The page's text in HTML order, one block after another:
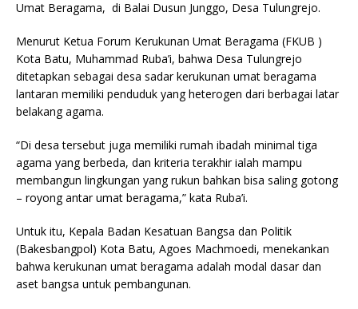
Umat Beragama, di Balai Dusun Junggo, Desa Tulungrejo.
Menurut Ketua Forum Kerukunan Umat Beragama (FKUB )
Kota Batu, Muhammad Ruba’i, bahwa Desa Tulungrejo
ditetapkan sebagai desa sadar kerukunan umat beragama
lantaran memiliki penduduk yang heterogen dari berbagai latar
belakang agama.
“Di desa tersebut juga memiliki rumah ibadah minimal tiga
agama yang berbeda, dan kriteria terakhir ialah mampu
membangun lingkungan yang rukun bahkan bisa saling gotong
– royong antar umat beragama,” kata Ruba’i.
Untuk itu, Kepala Badan Kesatuan Bangsa dan Politik
(Bakesbangpol) Kota Batu, Agoes Machmoedi, menekankan
bahwa kerukunan umat beragama adalah modal dasar dan
aset bangsa untuk pembangunan.